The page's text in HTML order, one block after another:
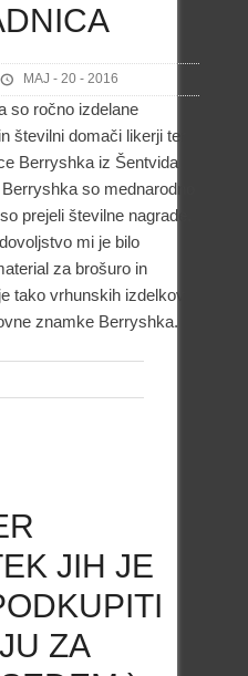
MAJ - 20 - 2016
so ročno izdelane
številni domači likerji ter
Berryshka iz Šentvida
so mednarodno
prejeli številne nagrade.
mi je bilo
za brošuro in
tako vrhunskih izdelkov
znamke Berryshka.
JIH JE
ZA